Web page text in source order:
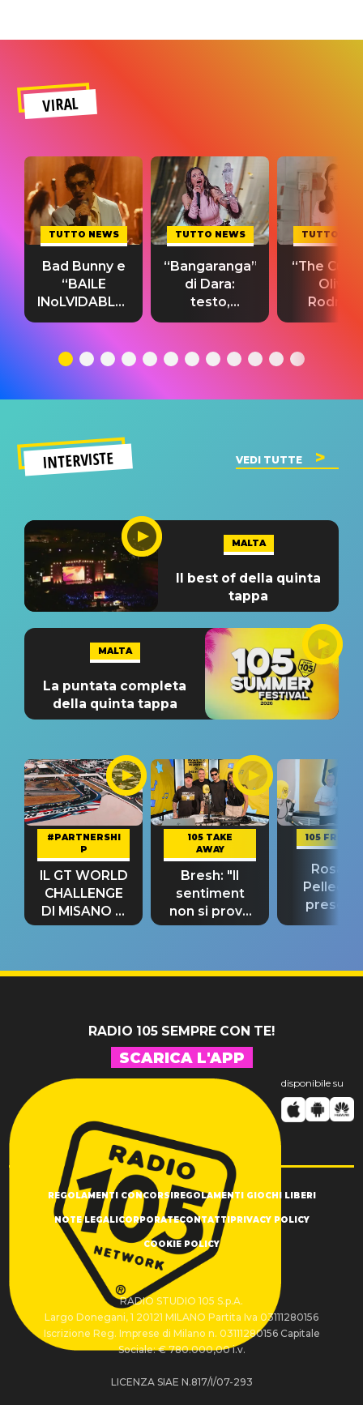
VIRAL
TUTTO NEWS
Bad Bunny e
“BAILE
INoLVIDABLE”:
testo,
significato
TUTTO NEWS
“Bangaranga”
di Dara:
testo,
traduzione e
del singolo
TUTTO
“The
Olivia
testo,
INTERVISTE VEDI TUTTE
MALTA
Il best of della quinta
tappa
MALTA
La puntata completa
della quinta tappa
#PARTNERSHI
P
IL GT WORLD
CHALLENGE
DI MISANO si
riconferma
105 TAKE
AWAY
Bresh: "Il
sentiment
non si prova
fino alla notte
105
Rosario
“Così
RADIO 105 SEMPRE CON TE!
SCARICA L'APP
disponibile su
REGOLAMENTI CONCORSI REGOLAMENTI GIOCHI LIBERI
NOTE LEGALI CORPORATECONTATTI PRIVACY POLICY
COOKIE POLICY
RADIO STUDIO 105 S.p.A.
Largo Donegani, 1 20121 MILANO Partita Iva 03111280156
Iscrizione Reg. Imprese di Milano n. 03111280156 Capitale
Sociale: € 780.000,00 i.v.
LICENZA SIAE N.817/I/07-293